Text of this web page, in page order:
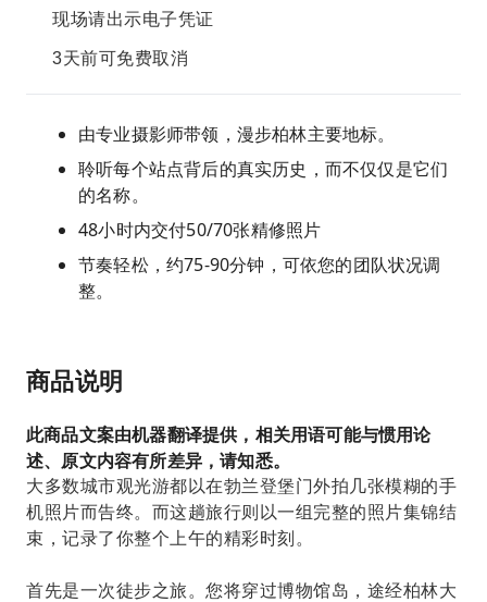
现场请出示电子凭证
3天前可免费取消
由专业摄影师带领，漫步柏林主要地标。
聆听每个站点背后的真实历史，而不仅仅是它们
的名称。
48小时内交付50/70张精修照片
节奏轻松，约75-90分钟，可依您的团队状况调
整。
商品说明
此商品文案由机器翻译提供，相关用语可能与惯用论
述、原文内容有所差异，请知悉。
大多数城市观光游都以在勃兰登堡门外拍几张模糊的手
机照片而告终。而这趟旅行则以一组完整的照片集锦结
束，记录了你整个上午的精彩时刻。
首先是一次徒步之旅。您将穿过博物馆岛，途经柏林大